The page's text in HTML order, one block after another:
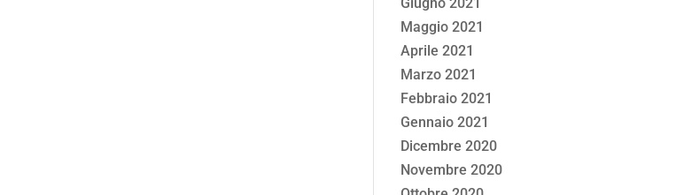
Maggio 2021
Aprile 2021
Marzo 2021
Febbraio 2021
Gennaio 2021
Dicembre 2020
Novembre 2020